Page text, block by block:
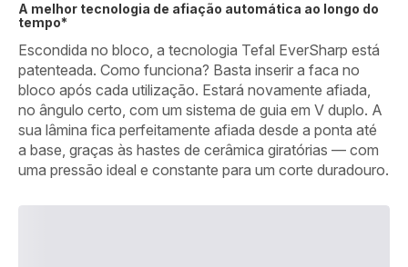
A melhor tecnologia de afiação automática ao longo do
tempo*
Escondida no bloco, a tecnologia Tefal EverSharp está
patenteada. Como funciona? Basta inserir a faca no
bloco após cada utilização. Estará novamente afiada,
no ângulo certo, com um sistema de guia em V duplo. A
sua lâmina fica perfeitamente afiada desde a ponta até
a base, graças às hastes de cerâmica giratórias — com
uma pressão ideal e constante para um corte duradouro.